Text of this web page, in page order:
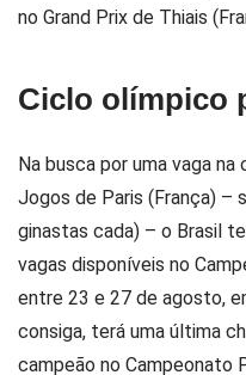
no Grand Prix de Thiais
Ciclo olímpico
Na busca por uma vaga
Jogos de Paris (França) –
ginastas cada) – o Brasil
vagas disponíveis no
entre 23 e 27 de agosto,
consiga, terá uma última
campeão no Campeonato